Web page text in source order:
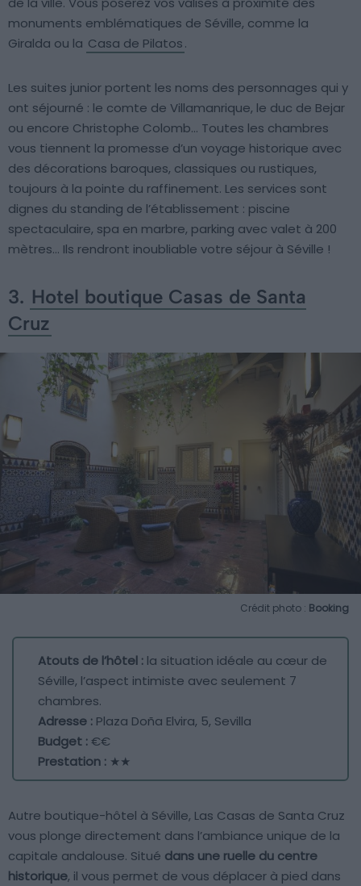
monuments emblématiques de Séville, comme la
Giralda ou la Casa de Pilatos.
Les suites junior portent les noms des personnages qui y
ont séjourné : le comte de Villamanrique, le duc de Bejar
ou encore Christophe Colomb… Toutes les chambres
vous tiennent la promesse d’un voyage historique avec
des décorations baroques, classiques ou rustiques,
toujours à la pointe du raffinement. Les services sont
dignes du standing de l’établissement : piscine
spectaculaire, spa en marbre, parking avec valet à 200
mètres… Ils rendront inoubliable votre séjour à Séville !
3. Hotel boutique Casas de Santa
Cruz
Crédit photo : Booking
Atouts de l’hôtel : la situation idéale au cœur de
Séville, l’aspect intimiste avec seulement 7
chambres.
Adresse : Plaza Doña Elvira, 5, Sevilla
Budget :€€
Prestation : ★★
Autre boutique-hôtel à Séville, Las Casas de Santa Cruz
vous plonge directement dans l’ambiance unique de la
capitale andalouse. Situé dans une ruelle du centre
historique, il vous permet de vous déplacer à pied dans